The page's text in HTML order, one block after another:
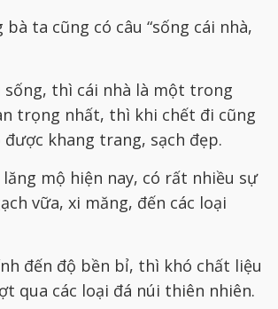
ta cũng có câu “sống cái nhà,
sống, thì cái nhà là một trong
trọng nhất, thì khi chết đi cũng
khang trang, sạch đẹp.
lăng mộ hiện nay, có rất nhiều sự
vữa, xi măng, đến các loại
đến độ bền bỉ, thì khó chất liệu
qua các loại đá núi thiên nhiên.